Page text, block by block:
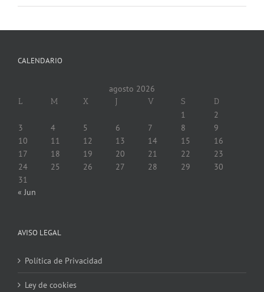
CALENDARIO
agosto 2026
L M X J V S D
1
2
3
4 5 6 7 8
9
10
11 12 13 14 15
16
17
18 19 20 21 22
23
24
25 26 27 28 29
30
31
« Jun
AVISO LEGAL
Política de Privacidad
Ley de cookies